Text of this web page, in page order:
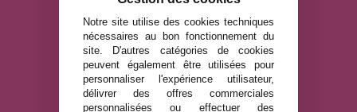
info@maisondespuzzles.fr
MENTIONS LÉGALES
POLITIQUE DE CONFIDENTIALITÉ
POLITIQUE DE COOKIES
Notre site utilise des cookies techniques
nécessaires au bon fonctionnement du
site. D'autres catégories de cookies
peuvent également être utilisées pour
personnaliser l'expérience utilisateur,
délivrer des offres commerciales
personnalisées ou effectuer des